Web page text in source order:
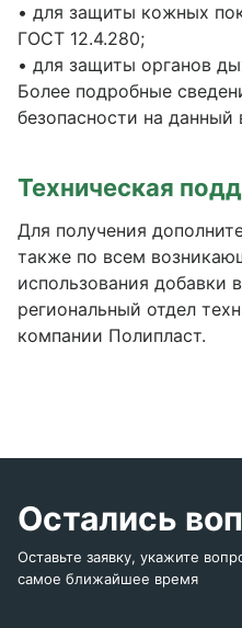
• для защиты кожных
ГОСТ 12.4.280;
• для защиты органов
Более подробные
безопасности на данный
Техническая
Для получения
также по всем
использования добавки
региональный отдел
компании Полипласт.
Остались
Оставьте заявку, укажите
самое ближайшее время